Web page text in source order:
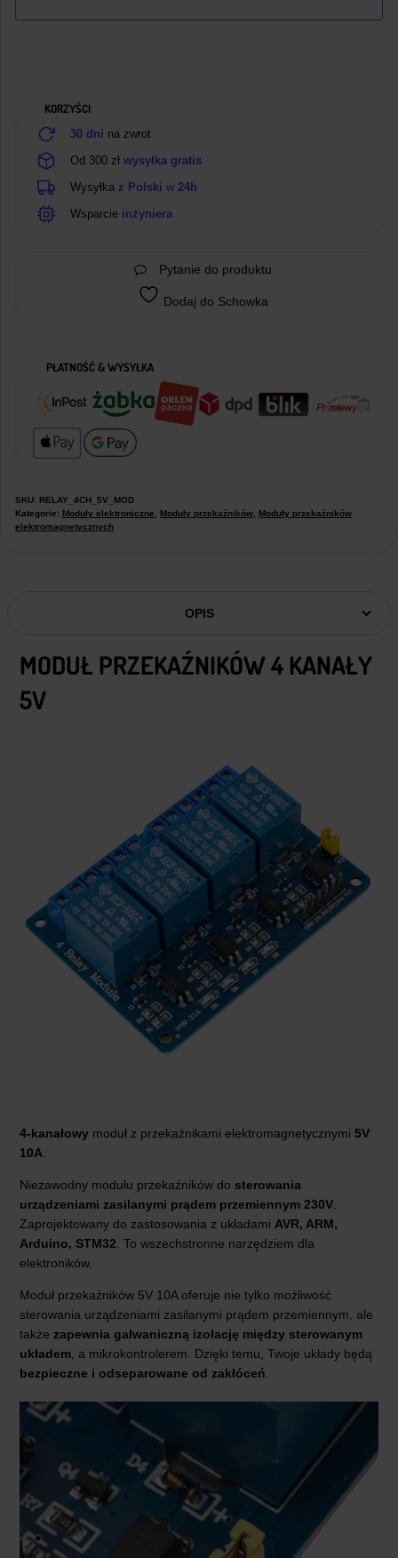
KORZYŚCI
30 dni na zwrot
Od 300 zł wysyłka gratis
Wysyłka z Polski w 24h
Wsparcie inżyniera
Pytanie do produktu
Dodaj do Schowka
PŁATNOŚĆ & WYSYŁKA
SKU: RELAY_4CH_5V_MOD
Kategorie: Moduły elektroniczne Moduły przekaźników
Moduły przekaźników
elektromagnetycznych
OPIS
MODUŁ PRZEKAŹNIKÓW 4 KANAŁY
5V
4-kanałowy moduł z przekaźnikami elektromagnetycznymi 5V
10A
Niezawodny modułu przekaźników do sterowania
urządzeniami zasilanymi prądem przemiennym 230V
Zaprojektowany do zastosowania z układami AVR, ARM,
Arduino, STM32 . To wszechstronne narzędziem dla
elektroników.
Moduł przekaźników 5V 10A oferuje nie tylko możliwość
sterowania urządzeniami zasilanymi prądem przemiennym, ale
także zapewnia galwaniczną izolację między sterowanym
układem , a mikrokontrolerem. Dzięki temu, Twoje układy będą
bezpieczne i odseparowane od zakłóceń